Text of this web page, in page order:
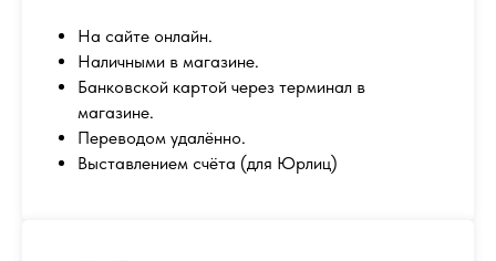
На сайте онлайн.
Наличными в магазине.
Банковской картой через терминал в
магазине.
Переводом удалённо.
Выставлением счёта (для Юрлиц)